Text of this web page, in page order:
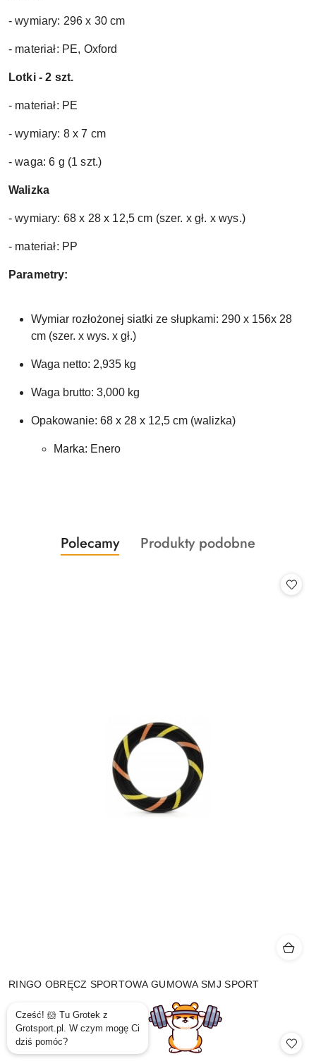
- wymiary: 296 x 30 cm
- materiał: PE, Oxford
Lotki - 2 szt.
- materiał: PE
- wymiary: 8 x 7 cm
- waga: 6 g (1 szt.)
Walizka
- wymiary: 68 x 28 x 12,5 cm (szer. x gł. x wys.)
- materiał: PP
Parametry:
Wymiar rozłożonej siatki ze słupkami: 290 x 156x 28
cm (szer. x wys. x gł.)
Waga netto: 2,935 kg
Waga brutto: 3,000 kg
Opakowanie: 68 x 28 x 12,5 cm (walizka)
Marka: Enero
Pomiń karuzelę produktów
Produkty
o
Polecamy
Produkty
Produkty podobne
RINGO OBRĘCZ SPORTOWA GUMOWA SMJ SPORT
Cena:
19.99